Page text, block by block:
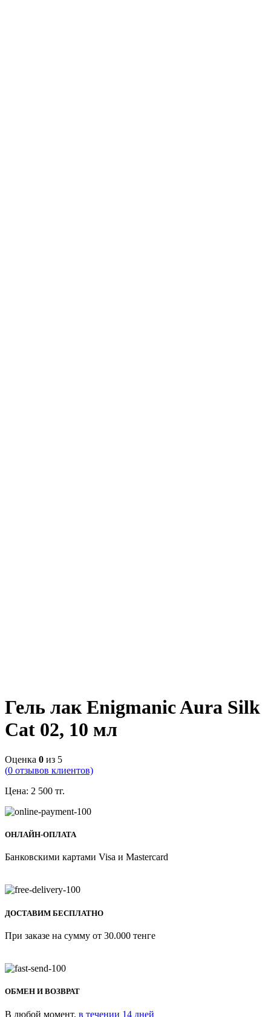
Гель лак Enigmanic Aura Silk
Cat 02, 10 мл
Оценка 0 из 5
(0 отзывов клиентов)
Цена: 2 500 тг.
ОНЛАЙН-ОПЛАТА
Банковскими картами Visa и Mastercard
ДОСТАВИМ БЕСПЛАТНО
При заказе на сумму от 30.000 тенге
ОБМЕН И ВОЗВРАТ
В любой момент, в течении 14 дней